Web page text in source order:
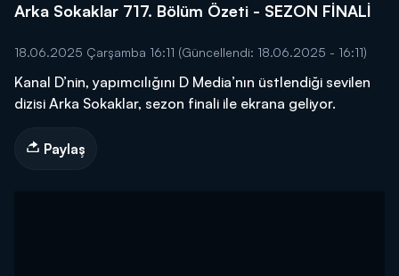
Arka Sokaklar 717. Bölüm Özeti - SEZON FİNALİ
18.06.2025 Çarşamba 16:11 (Güncellendi: 18.06.2025 - 16:11)
Kanal D’nin, yapımcılığını D Media’nın üstlendiği sevilen
dizisi Arka Sokaklar, sezon finali ile ekrana geliyor.
Paylaş